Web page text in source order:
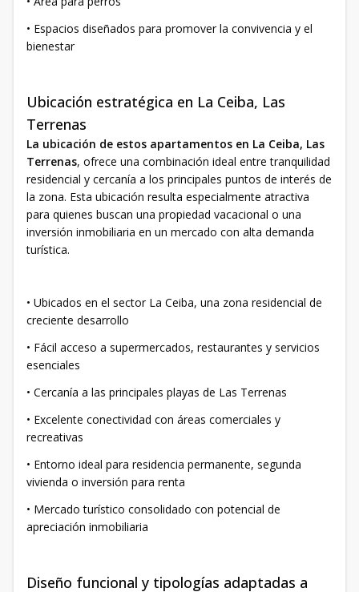
• Espacios diseñados para promover la convivencia y el
bienestar
Ubicación estratégica en La Ceiba, Las
Terrenas
La ubicación de estos apartamentos en La Ceiba, Las
Terrenas, ofrece una combinación ideal entre tranquilidad
residencial y cercanía a los principales puntos de interés de
la zona. Esta ubicación resulta especialmente atractiva
para quienes buscan una propiedad vacacional o una
inversión inmobiliaria en un mercado con alta demanda
turística.
• Ubicados en el sector La Ceiba, una zona residencial de
creciente desarrollo
• Fácil acceso a supermercados, restaurantes y servicios
esenciales
• Cercanía a las principales playas de Las Terrenas
• Excelente conectividad con áreas comerciales y
recreativas
• Entorno ideal para residencia permanente, segunda
vivienda o inversión para renta
• Mercado turístico consolidado con potencial de
apreciación inmobiliaria
Diseño funcional y tipologías adaptadas a